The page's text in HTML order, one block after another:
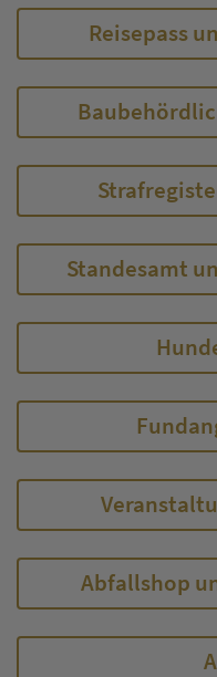
Reisepass
Standesamt
Abfallshop